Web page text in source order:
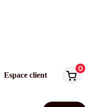
Espace client
0